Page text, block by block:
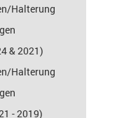
Halterung
& 2021)
Halterung
- 2019)